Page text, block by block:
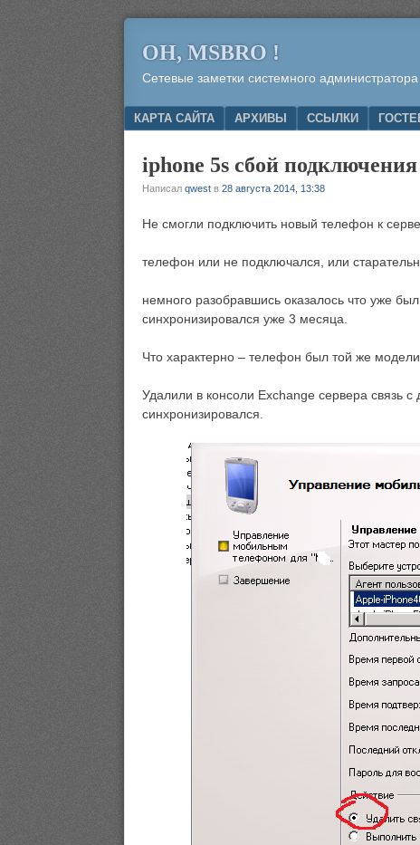
OH, MSBRO !
Сетевые заметки системного администратора
Menu
SKIP TO CONTENT
КАРТА САЙТА АРХИВЫ ССЫЛКИ
iphone 5s сбой подключения
Написал qwest в 28 августа 2014, 13:38
Не смогли подключить новый телефон к
телефон или не подключался, или
немного разобравшись оказалось что уже
синхронизировался уже 3 месяца.
Что характерно – телефон был той же
Удалили в консоли Exchange сервера связь
синхронизировался.